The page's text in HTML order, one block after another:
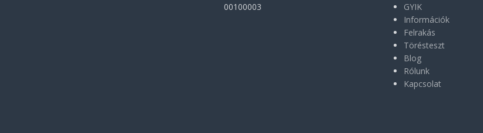
00100003
GYIK
Információk
Felrakás
Törésteszt
Blog
Rólunk
Kapcsolat